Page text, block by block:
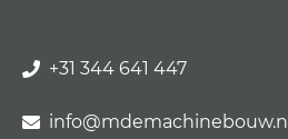
+31 344 641 447
info@mdemachinebouw.nl